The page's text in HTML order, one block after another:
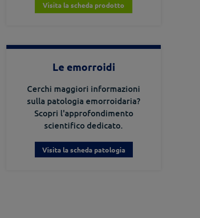
Visita la scheda prodotto
Le emorroidi
Cerchi maggiori informazioni
sulla patologia emorroidaria?
Scopri l'approfondimento
scientifico dedicato.
Visita la scheda patologia